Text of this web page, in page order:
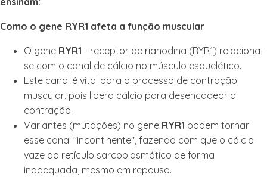
Como o gene RYR1 afeta a função muscular
O gene RYR1 - receptor de rianodina (RYR1) relaciona-
se com o canal de cálcio no músculo esquelético.
Este canal é vital para o processo de contração
muscular, pois libera cálcio para desencadear a
contração.
Variantes (mutações) no gene RYR1 podem tornar
esse canal "incontinente", fazendo com que o cálcio
vaze do retículo sarcoplasmático de forma
inadequada, mesmo em repouso.